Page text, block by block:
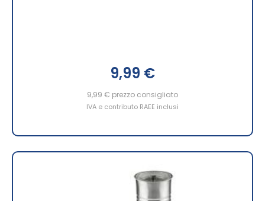
9,99 €
9,99 € prezzo consigliato
IVA e contributo RAEE inclusi